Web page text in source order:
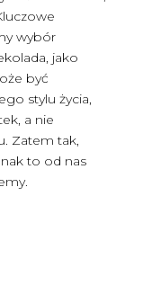
wybór
jako
być
stylu życia,
a nie
Zatem tak,
to od nas